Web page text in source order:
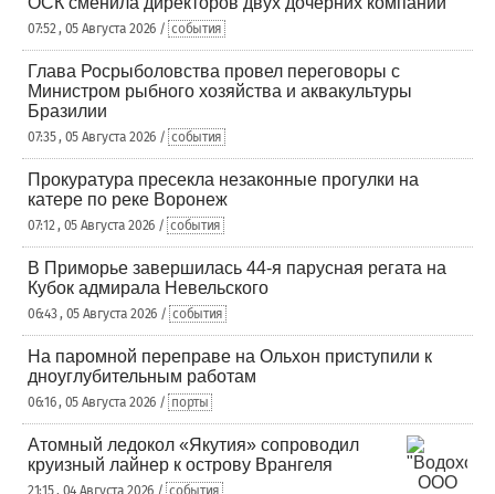
07:52 , 05 Августа 2026 / события
Глава Росрыболовства провел переговоры с
Министром рыбного хозяйства и аквакультуры
Бразилии
07:35 , 05 Августа 2026 / события
Прокуратура пресекла незаконные прогулки на
катере по реке Воронеж
07:12 , 05 Августа 2026 / события
В Приморье завершилась 44-я парусная регата на
Кубок адмирала Невельского
06:43 , 05 Августа 2026 / события
На паромной переправе на Ольхон приступили к
дноуглубительным работам
06:16 , 05 Августа 2026 / порты
Атомный ледокол «Якутия» сопроводил
круизный лайнер к острову Врангеля
21:15 , 04 Августа 2026 / события